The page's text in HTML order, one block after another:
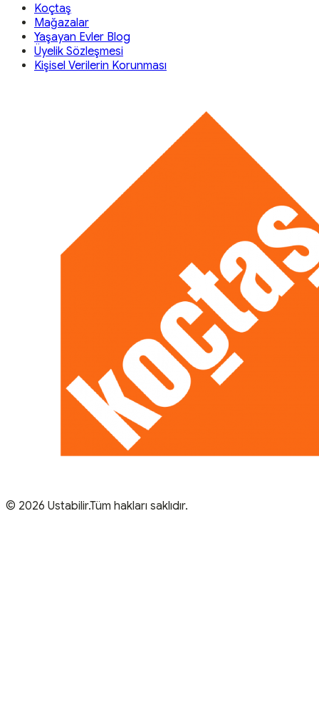
Koçtaş
Mağazalar
Yaşayan Evler Blog
Üyelik Sözleşmesi
Kişisel Verilerin Korunması
© 2026 Ustabilir.Tüm hakları saklıdır.